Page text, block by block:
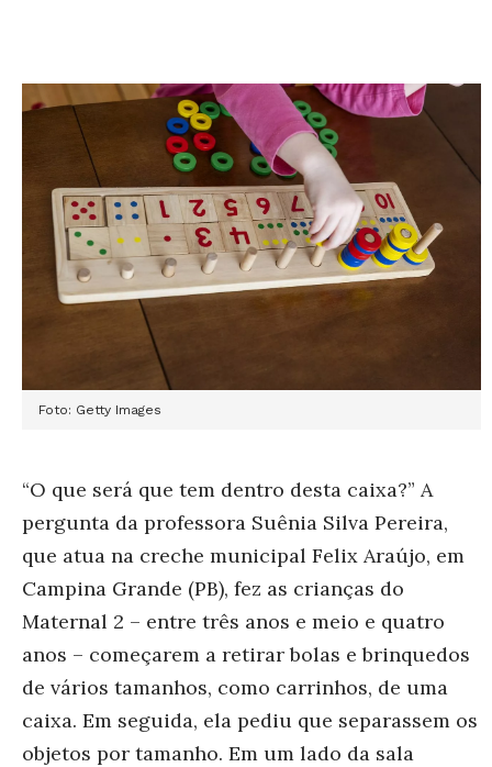
Foto: Getty Images
“O que será que tem dentro desta caixa?” A
pergunta da professora Suênia Silva Pereira,
que atua na creche municipal Felix Araújo, em
Campina Grande (PB), fez as crianças do
Maternal 2 – entre três anos e meio e quatro
anos – começarem a retirar bolas e brinquedos
de vários tamanhos, como carrinhos, de uma
caixa. Em seguida, ela pediu que separassem os
objetos por tamanho. Em um lado da sala